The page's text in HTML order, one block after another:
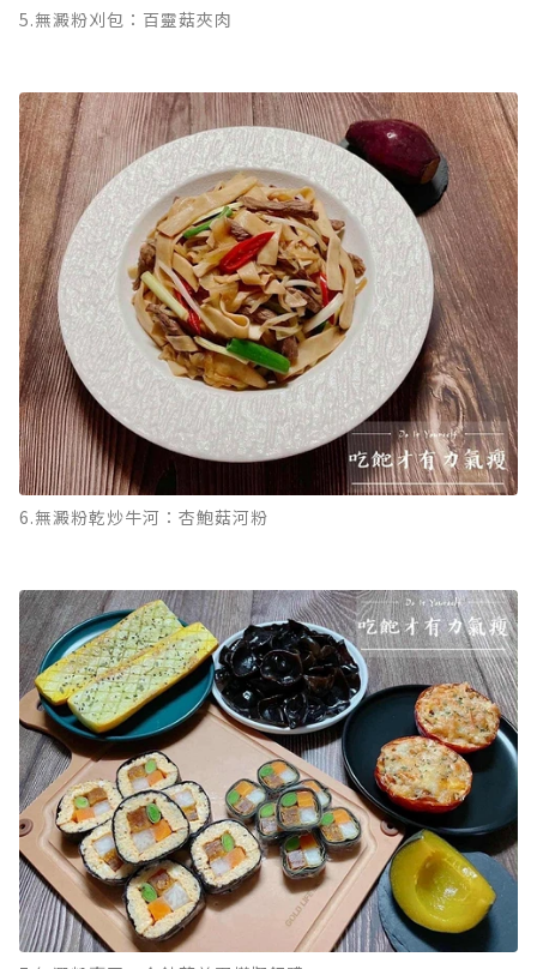
5.無澱粉刈包：百靈菇夾肉
6.無澱粉乾炒牛河：杏鮑菇河粉